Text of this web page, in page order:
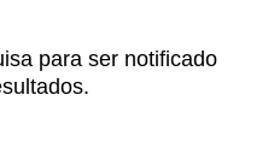
para ser notificado